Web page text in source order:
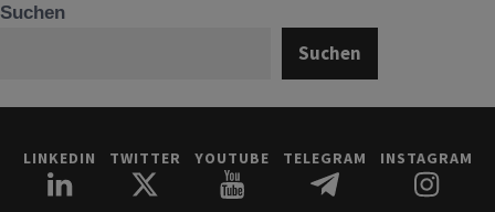
Suchen
Suchen
LINKEDIN TWITTER YOUTUBE TELEGRAM INSTAGRAM